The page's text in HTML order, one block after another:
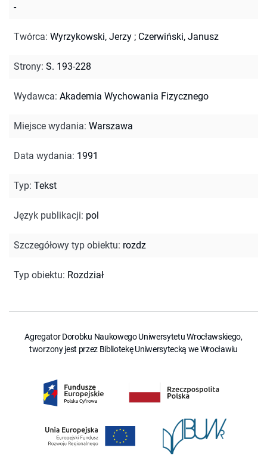
-
Twórca: Wyrzykowski, Jerzy ; Czerwiński, Janusz
Strony: S. 193-228
Wydawca: Akademia Wychowania Fizycznego
Miejsce wydania: Warszawa
Data wydania: 1991
Typ: Tekst
Język publikacji: pol
Szczegółowy typ obiektu: rozdz
Typ obiektu: Rozdział
Agregator Dorobku Naukowego Uniwersytetu Wrocławskiego,
tworzony jest przez Bibliotekę Uniwersytecką we Wrocławiu